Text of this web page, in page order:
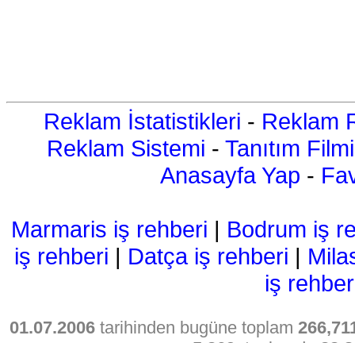
Reklam İstatistikleri - Reklam
Reklam Sistemi - Tanıtım Filmi
Anasayfa Yap -
Marmaris iş rehberi | Bodrum iş
iş rehberi | Datça iş rehberi |
iş
01.07.2006tarihinden bugüne toplam